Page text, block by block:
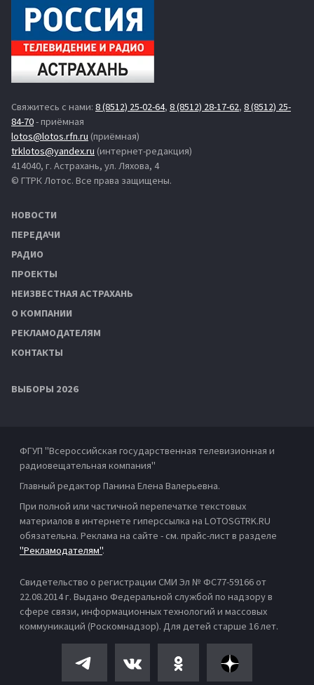
Свяжитесь с нами: 8 (8512) 25-02-64, 8 (8512) 28-17-62, 8 (8512) 25-
84-70- приёмная
lotos@lotos.rfn.ru (приёмная)
trklotos@yandex.ru (интернет-редакция)
414040, г. Астрахань, ул. Ляхова, 4
© ГТРК Лотос. Все права защищены.
НОВОСТИ
ПЕРЕДАЧИ
РАДИО
ПРОЕКТЫ
НЕИЗВЕСТНАЯ АСТРАХАНЬ
О КОМПАНИИ
РЕКЛАМОДАТЕЛЯМ
КОНТАКТЫ
ВЫБОРЫ 2026
ФГУП "Всероссийская государственная телевизионная и
радиовещательная компания"
Главный редактор Панина Елена Валерьевна.
При полной или частичной перепечатке текстовых
материалов в интернете гиперссылка на LOTOSGTRK.RU
обязательна. Реклама на сайте - см. прайс-лист в разделе
"Рекламодателям".
Свидетельство о регистрации СМИ Эл № ФС77-59166 от
22.08.2014 г. Выдано Федеральной службой по надзору в
сфере связи, информационных технологий и массовых
коммуникаций (Роскомнадзор). Для детей старше 16 лет.